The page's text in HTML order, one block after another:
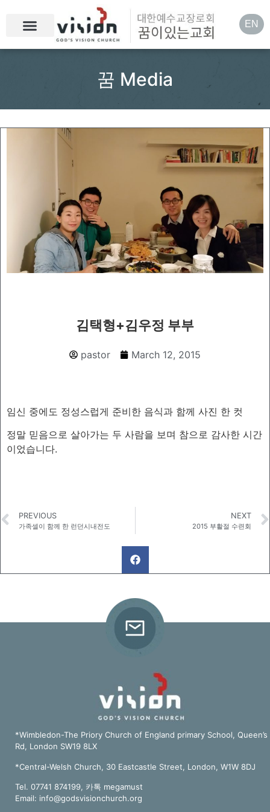
EN
꿈 Media
김택형+김우정 부부
pastor March 12, 2015
임신 중에도 정성스럽게 준비한 음식과 함께 사진 한 컷
정말 믿음으로 살아가는 두 사람을 보며 참으로 감사한 시간
이었습니다.
PREVIOUS
가족셀이 함께 한 런던시내전도
NEXT
2015 부활절 수련회
*Wimbledon-The Priory Church of England primary School, Queen’s
Rd, London SW19 8LX
*Central-Welsh Church, 30 Eastcastle Street, London, W1W 8DJ
Tel. 07741 874199, 카톡 megamust
Email: info@godsvisionchurch.org